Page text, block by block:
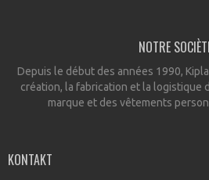
NOTRE
Depuis le début des années 1990,
création, la fabrication et la logistique
marque et des vêtements
KONTAKT